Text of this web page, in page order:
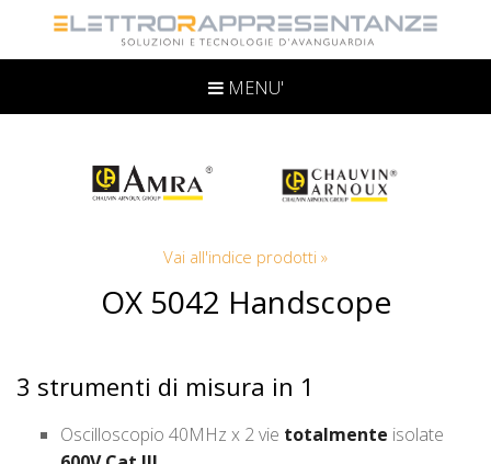
MENU'
Vai all'indice prodotti »
OX 5042 Handscope
3 strumenti di misura in 1
Oscilloscopio 40MHz x 2 vie totalmente isolate